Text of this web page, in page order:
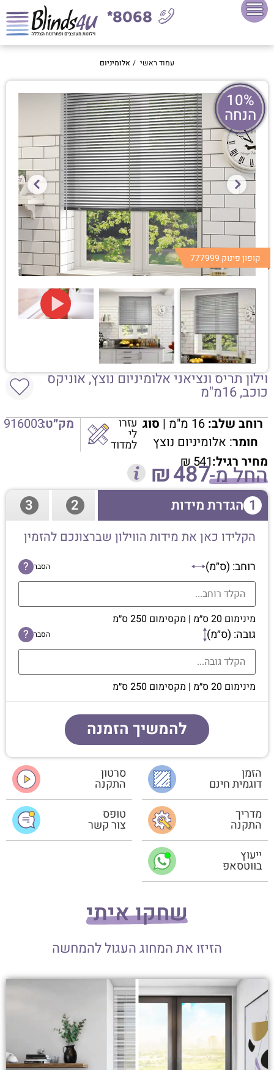
8068*
עמוד ראשי / אלומיניום
10%
הנחה
קופון פינוק 777999
וילון תריס ונציאני אלומיניום נוצץ, אוניקס
כוכב, 16מ"מ
רוחב שלב:16 מ"מ |
סוג
חומר: אלומיניום נוצץ
עזרו
לי
למדוד
מק״ט:916003
מחיר רגיל: ₪541החל מ- ₪487
1 הגדרת מידות 2
3
הקלידו כאן את מידות הווילון שברצונכם להזמין
רוחב: (ס״מ) הסבר ?
מינימום 20 ס״מ | מקסימום 250 ס״מ
גובה: (ס״מ) הסבר ?
מינימום 20 ס״מ | מקסימום 250 ס״מ
להמשיך הזמנה
הזמן
דוגמית חינם
סרטון
התקנה
מדריך
התקנה
טופס
צור קשר
ייעוץ
בווטסאפ
שחקו איתי
הזיזו את המחוג העגול להמחשה